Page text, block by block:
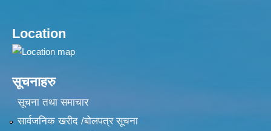
Location
सूचनाहरु
सूचना तथा समाचार
सार्वजनिक खरीद /बोलपत्र सूचना